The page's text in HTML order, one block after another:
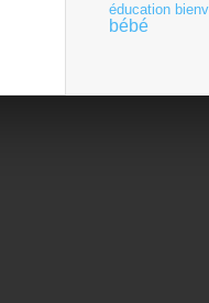
éducation
bébé